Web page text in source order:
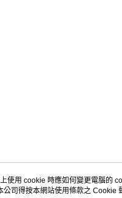
客服資訊
使用 cookie 時應如何變更電腦的
司得按本網站使用條款之 Cookie